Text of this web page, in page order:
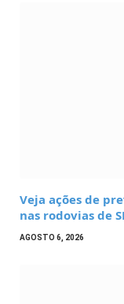
Veja ações de
nas rodovias de
AGOSTO 6, 2026